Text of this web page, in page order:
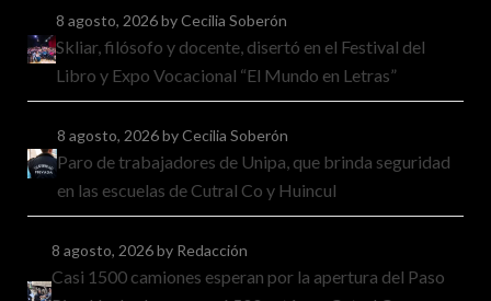
8 agosto, 2026by Cecilia Soberón
Skliar, filósofo y docente, disertó en el Festival del
Libro y Expo Vocacional “El Mundo en Letras”
8 agosto, 2026by Cecilia Soberón
Paro de trabajadores de Unipa, que brinda seguridad
en las escuelas de Cutral Co y Huincul
8 agosto, 2026by Redacción
Casi 1500 camiones esperan por la apertura del Paso